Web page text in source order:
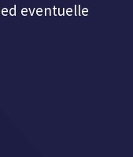
eventuelle